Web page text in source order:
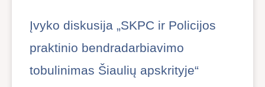
Įvyko diskusija „SKPC ir Policijos
praktinio bendradarbiavimo
tobulinimas Šiaulių apskrityje“